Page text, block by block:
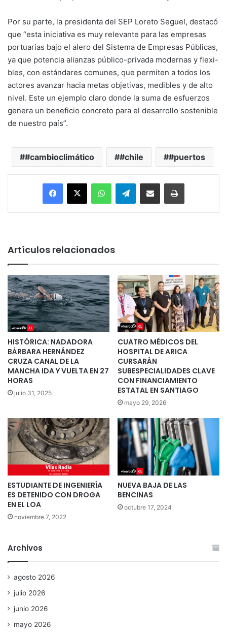
Por su parte, la presidenta del SEP Loreto Seguel, destacó
que “esta iniciativa es muy relevante para las empresas
portuarias bajo el alero del Sistema de Empresas Públicas,
ya que potencia alianzas público-privada modernas y flexi-
bles, con estándares comunes, que permiten a todos los
actores avanzar hacia metas objetivas, medibles y de alto
nivel. Este un ejemplo claro donde la suma de esfuerzos
genera un beneficio concreto para el desarrollo sostenible
de nuestro país”.
#cambioclimático #chile #puertos
Facebook
X WhatsAppTelegramEnviar vía email Imprimir
Artículos relacionados
HISTÓRICA: NADADORA
BÁRBARA HERNÁNDEZ
CRUZA CANAL DE LA
MANCHA IDA Y VUELTA EN 27
HORAS
julio 31, 2025
CUATRO MÉDICOS DEL
HOSPITAL DE ARICA
CURSARÁN
SUBESPECIALIDADES CLAVE
CON FINANCIAMIENTO
ESTATAL EN SANTIAGO
mayo 29, 2026
ESTUDIANTE DE INGENIERÍA
ES DETENIDO CON DROGA
EN EL LOA
noviembre 7, 2022
NUEVA BAJA DE LAS
BENCINAS
octubre 17, 2024
Archivos
agosto 2026
julio 2026
junio 2026
mayo 2026